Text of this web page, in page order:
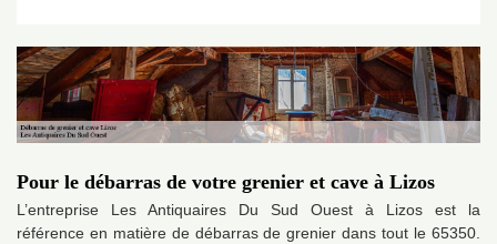
Pour le débarras de votre grenier et cave à Lizos
L’entreprise Les Antiquaires Du Sud Ouest à Lizos est la
référence en matière de débarras de grenier dans tout le 65350.